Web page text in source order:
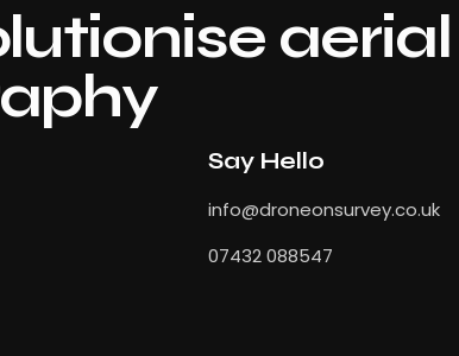
aerial
Say Hello
info@droneonsurvey.co.uk
07432 088547